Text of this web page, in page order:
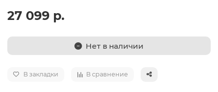
27 099 р.
Нет в наличии
В закладки В сравнение